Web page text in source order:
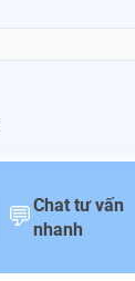
💬Chat tư vấn
nhanh